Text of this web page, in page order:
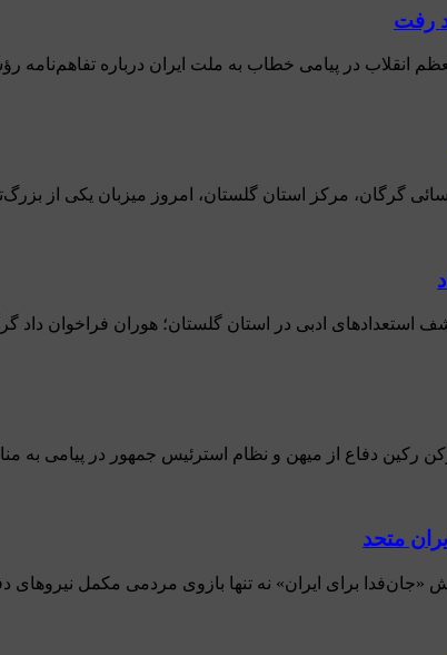
رفت
انقلاب در پیامی خطاب به ملت ایران درباره تفاهم‌نامه
مرکز استان گلستان، امروز میزبان یکی از
ادبی در استان گلستان؛ هوران فراخوان داد
رکین دفاع از میهن و نظام استرئیس جمهور در پیامی به
متحد
«جان‌فدا برای ایران» نه تنها بازوی مردمی مکمل